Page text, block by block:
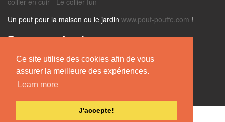
Ce site utilise des cookies afin de vous
assurer la meilleure des expériences.
Learn more
J'accepte!
collier en cuir - Le collier fun
Un pouf pour la maison ou le jardin www.pouf-pouffe.com !
Retrouvez Lucien sur